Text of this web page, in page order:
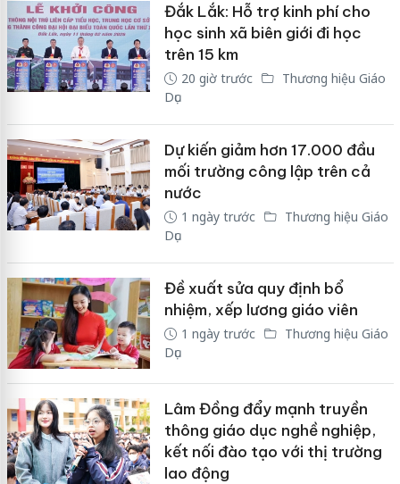
Đắk Lắk: Hỗ trợ kinh phí cho
học sinh xã biên giới đi học
trên 15 km
20 giờ trước
Thương hiệu Giáo
Dục
Dự kiến giảm hơn 17.000 đầu
mối trường công lập trên cả
nước
1 ngày trước
Thương hiệu Giáo
Dục
Đề xuất sửa quy định bổ
nhiệm, xếp lương giáo viên
1 ngày trước
Thương hiệu Giáo
Dục
Lâm Đồng đẩy mạnh truyền
thông giáo dục nghề nghiệp,
kết nối đào tạo với thị trường
lao động